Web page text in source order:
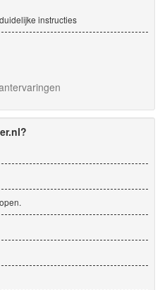
instructies